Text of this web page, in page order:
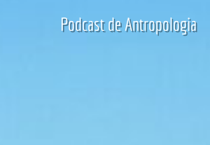
Podcast de Antropologia